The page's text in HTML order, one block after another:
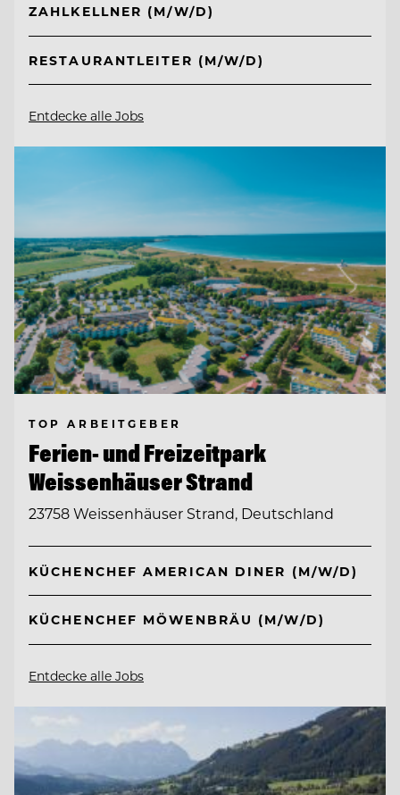
ZAHLKELLNER (M/W/D)
RESTAURANTLEITER (M/W/D)
Entdecke alle Jobs
TOP ARBEITGEBER
Ferien- und Freizeitpark
Weissenhäuser Strand
23758 Weissenhäuser Strand, Deutschland
KÜCHENCHEF AMERICAN DINER (M/W/D)
KÜCHENCHEF MÖWENBRÄU (M/W/D)
Entdecke alle Jobs